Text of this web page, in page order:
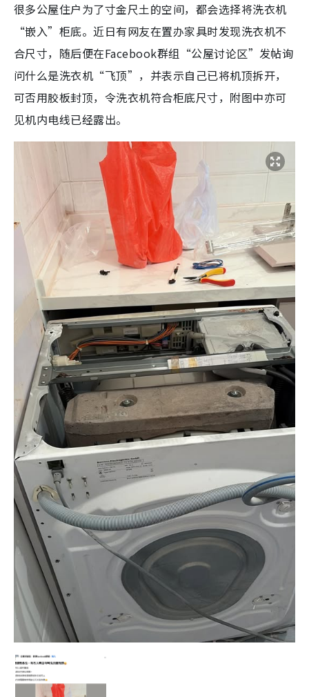
很多公屋住户为了寸金尺土的空间，都会选择将洗衣机
“嵌入”柜底。近日有网友在置办家具时发现洗衣机不
合尺寸，随后便在Facebook群组“公屋讨论区”发帖询
问什么是洗衣机“飞顶”，并表示自己已将机顶拆开，
可否用胶板封顶，令洗衣机符合柜底尺寸，附图中亦可
见机内电线已经露出。